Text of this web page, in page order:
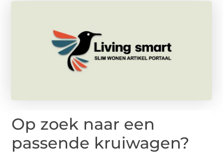
Op zoek naar een
passende kruiwagen?